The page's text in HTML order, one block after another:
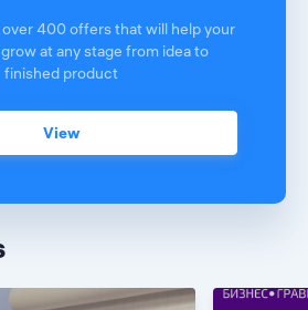
400 offers that will help your
at any stage from idea to
finished product
View